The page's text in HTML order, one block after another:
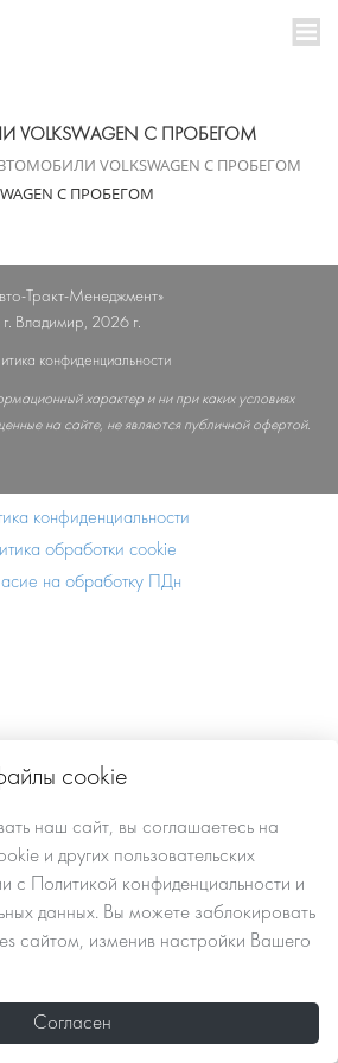
C ПРОБЕГОМ
VOLKSWAGEN C ПРОБЕГОМ
C ПРОБЕГОМ
Тракт-Менеджмент»
г. Владимир, 2026 г.
конфиденциальности
характер и ни при каких условиях
на сайте, не являются публичной офертой.
конфиденциальности
обработки cookie
на обработку ПДн
cookie
наш сайт, вы соглашаетесь на
и других пользовательских
с
Политикой конфиденциальности и
данных. Вы можете заблокировать
сайтом, изменив настройки Вашего
Согласен